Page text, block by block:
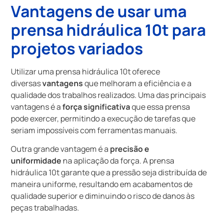
Vantagens de usar uma
prensa hidráulica 10t para
projetos variados
Utilizar uma prensa hidráulica 10t oferece
diversasvantagensque melhoram a eficiência e a
qualidade dos trabalhos realizados. Uma das principais
vantagens é aforça significativaque essa prensa
pode exercer, permitindo a execução de tarefas que
seriam impossíveis com ferramentas manuais.
Outra grande vantagem é a precisão e
uniformidade na aplicação da força. A prensa
hidráulica 10t garante que a pressão seja distribuída de
maneira uniforme, resultando em acabamentos de
qualidade superior e diminuindo o risco de danos às
peças trabalhadas.